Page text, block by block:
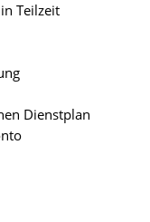
Teilzeit
Dienstplan